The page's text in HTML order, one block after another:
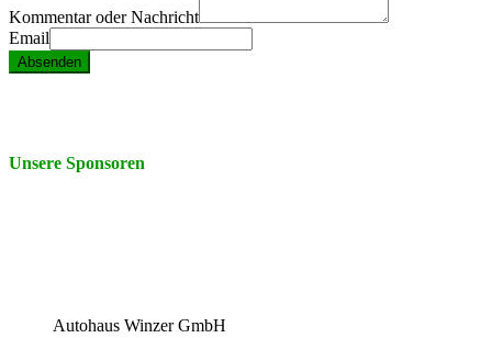
Kommentar oder Nachricht
Email
Absenden
Unsere Sponsoren
Autohaus Winzer GmbH